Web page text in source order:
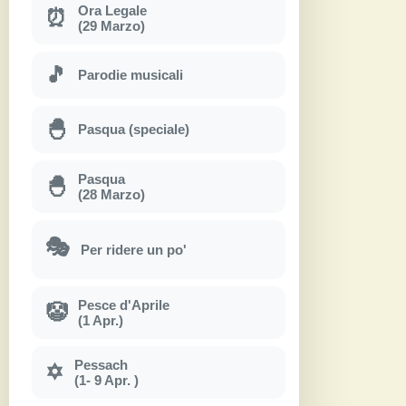
⏰
Ora Legale
(29 Marzo)
🎵 Parodie musicali
🐣 Pasqua (speciale)
🐣
Pasqua
(28 Marzo)
🎭 Per ridere un po'
🤡
Pesce d'Aprile
(1 Apr.)
✡
Pessach
(1- 9 Apr. )